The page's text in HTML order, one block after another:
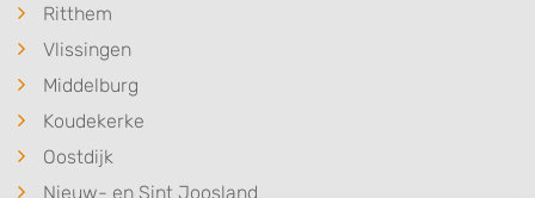
Ritthem
Vlissingen
Middelburg
Koudekerke
Oostdijk
Nieuw- en Sint Joosland